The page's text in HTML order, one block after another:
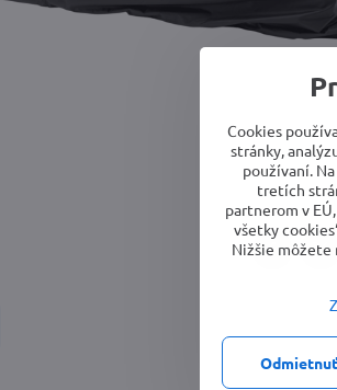
Cookies
stránky,
používaní.
tretích
partnerom v
všetky
Nižšie môžete